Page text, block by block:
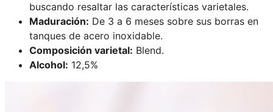
buscando resaltar las características varietales.
Maduración: De 3 a 6 meses sobre sus borras en
tanques de acero inoxidable.
Composición varietal: Blend.
Alcohol: 12,5%